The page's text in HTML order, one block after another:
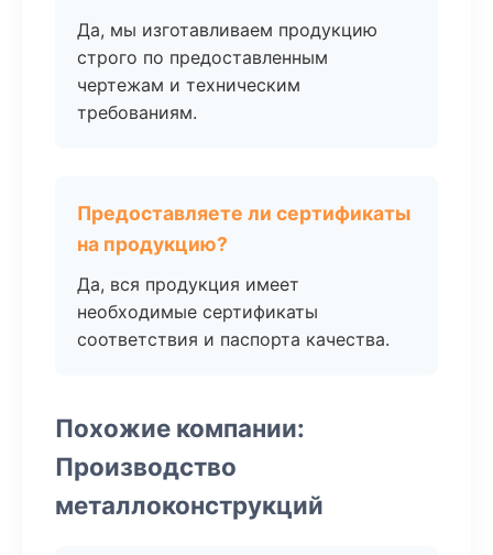
Да, мы изготавливаем продукцию
строго по предоставленным
чертежам и техническим
требованиям.
Предоставляете ли сертификаты
на продукцию?
Да, вся продукция имеет
необходимые сертификаты
соответствия и паспорта качества.
Похожие компании:
Производство
металлоконструкций